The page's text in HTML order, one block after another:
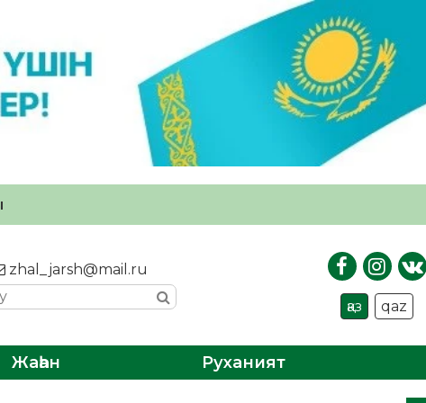
zhal_jarsh@mail.ru
қаз qaz
Жаһан Руханият